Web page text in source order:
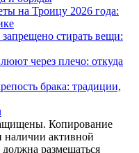
на Троицу 2026 года:
стирать вещи:
через плечо: откуда
брака: традиции,
Копирование
наличии активной
размещаться